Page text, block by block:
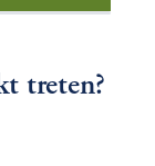
treten?